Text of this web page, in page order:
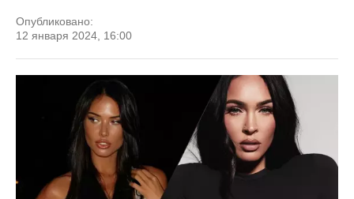
Опубликовано:
12 января 2024, 16:00